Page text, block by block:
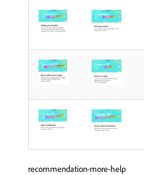
recommendation-more-help